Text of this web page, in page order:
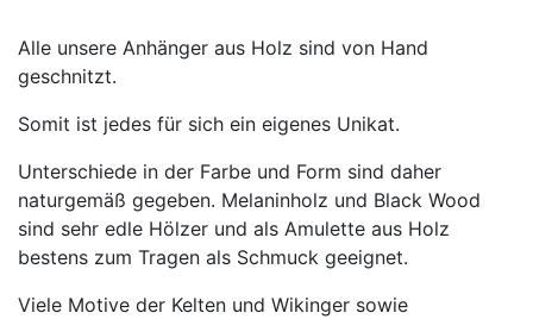
Alle unsere Anhänger aus Holz sind von Hand
geschnitzt.
Somit ist jedes für sich ein eigenes Unikat.
Unterschiede in der Farbe und Form sind daher
naturgemäß gegeben. Melaninholz und Black Wood
sind sehr edle Hölzer und als Amulette aus Holz
bestens zum Tragen als Schmuck geeignet.
Viele Motive der Kelten und Wikinger sowie